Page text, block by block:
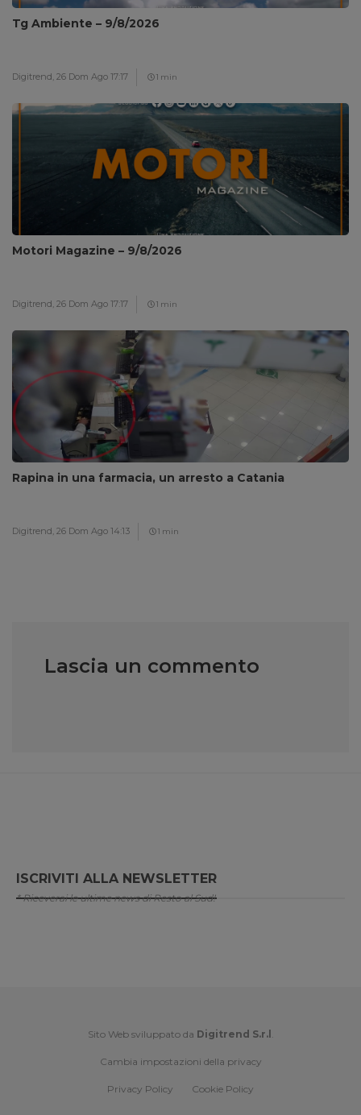
Tg Ambiente – 9/8/2026
Digitrend, 26 Dom Ago 17:17 1 min
Motori Magazine – 9/8/2026
Digitrend, 26 Dom Ago 17:17 1 min
Rapina in una farmacia, un arresto a Catania
Digitrend, 26 Dom Ago 14:13 1 min
Lascia un commento
ISCRIVITI ALLA NEWSLETTER
* Riceverai le ultime news di Resto al Sud!
Sito Web sviluppato da Digitrend S.r.l .
Cambia impostazioni della privacy
Privacy Policy Cookie Policy